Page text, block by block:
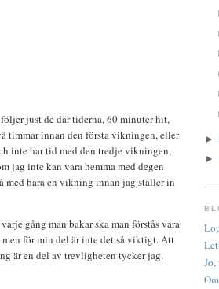
just de där tiderna, 60 minuter hit,
timmar innan den första vikningen, eller
inte har tid med den tredje vikningen,
jag inte kan vara hemma med degen
med bara en vikning innan jag ställer in
gång man bakar ska man förstås vara
för min del är inte det så viktigt. Att
är en del av trevligheten tycker jag.
►
►